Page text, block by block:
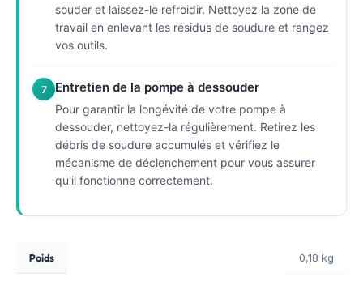
souder et laissez-le refroidir. Nettoyez la zone de
travail en enlevant les résidus de soudure et rangez
vos outils.
7 Entretien de la pompe à dessouder
Pour garantir la longévité de votre pompe à
dessouder, nettoyez-la régulièrement. Retirez les
débris de soudure accumulés et vérifiez le
mécanisme de déclenchement pour vous assurer
qu'il fonctionne correctement.
Poids 0,18 kg